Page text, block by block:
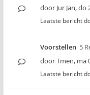
door Jur Jan,do
Laatste bericht
Voorstellen 5
doorTmen, ma
Laatste bericht